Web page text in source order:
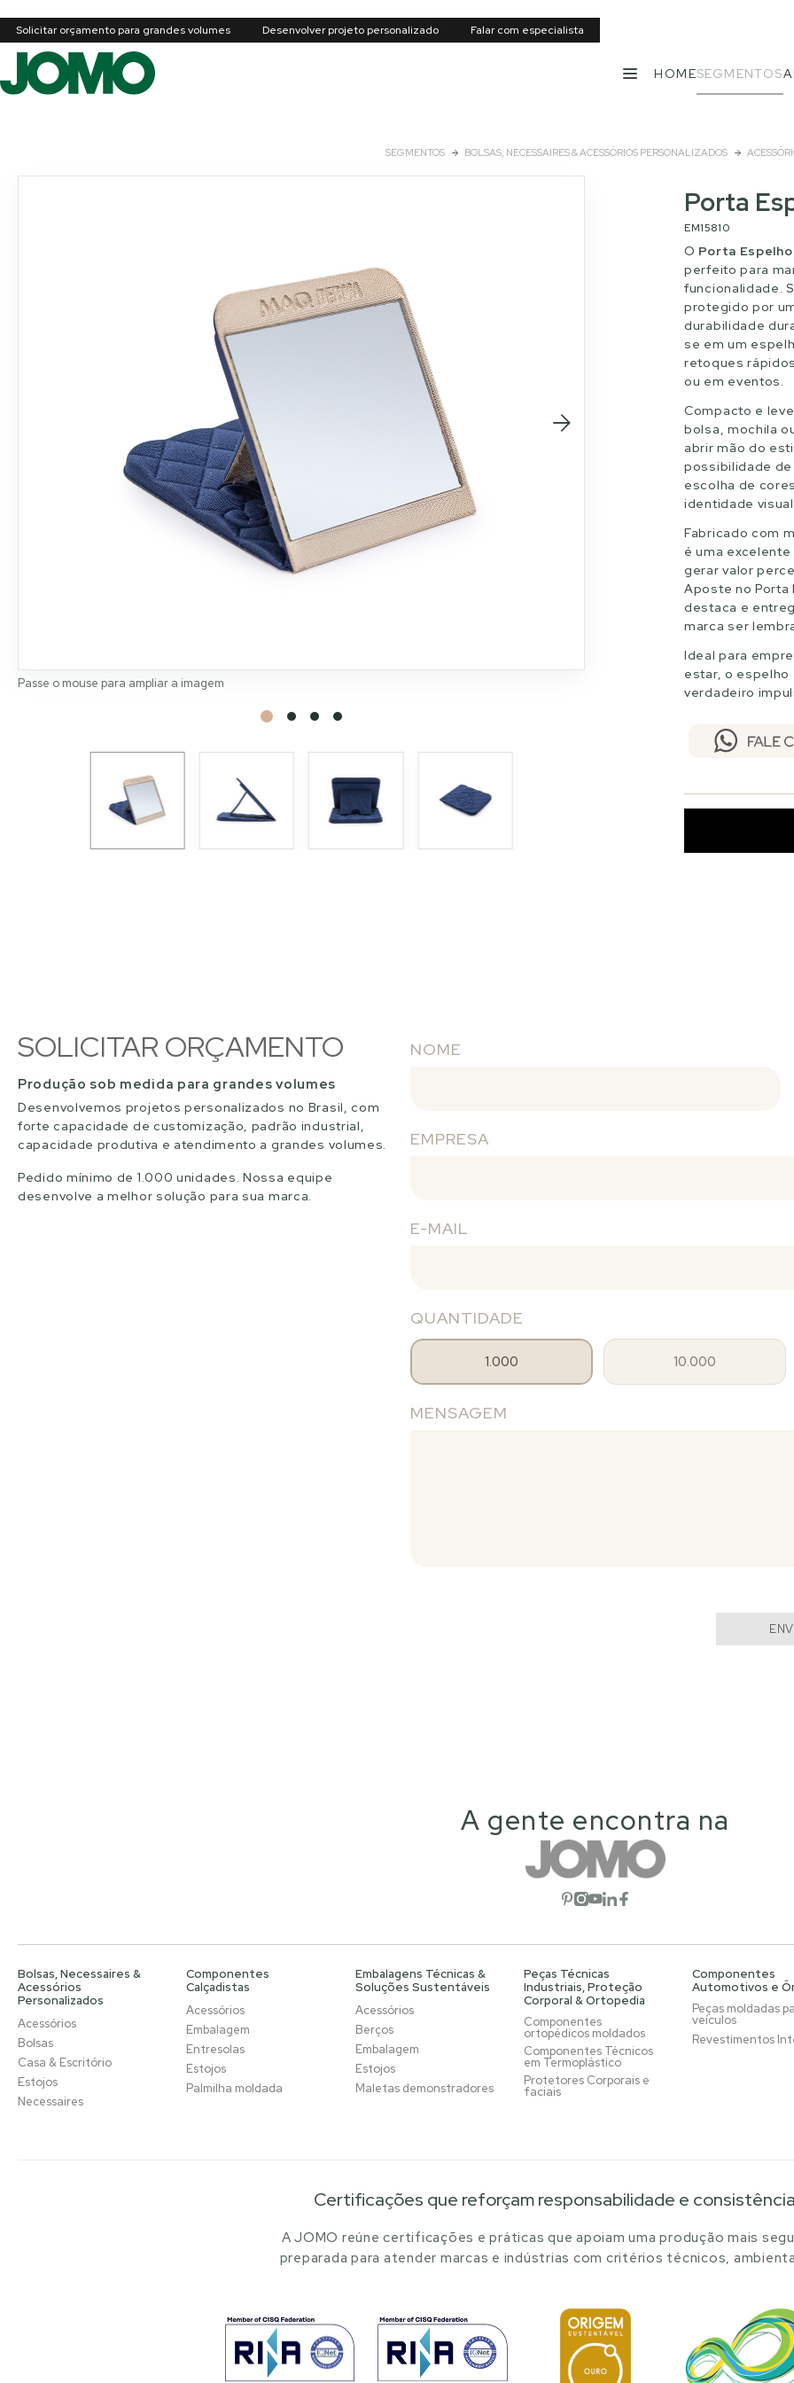
Solicitar orçamento para grandes volumes Desenvolver projeto personalizado Falar com especialista
MENUHOMESEGMENTOS
SEGMENTOS BOLSAS, NECESSAIRES & ACESSÓRIOS PERSONALIZADOS
Passe o mouse para ampliar a imagem
Porta
EM15810
O Porta Espelho
perfeito para
funcionalidade.
protegido por
durabilidade
se em um
retoques
ou em eventos.
Compacto e
bolsa, mochila
abrir mão do
possibilidade
escolha de
identidade
Fabricado com
é uma
gerar valor
Aposte no Porta
destaca e
marca ser
Ideal para
estar, o espelho
verdadeiro
SOLICITAR ORÇAMENTO
Produção sob medida para grandes volumes
Desenvolvemos projetos personalizados no Brasil, com
forte capacidade de customização, padrão industrial,
capacidade produtiva e atendimento a grandes volumes.
Pedido mínimo de 1.000 unidades. Nossa equipe
desenvolve a melhor solução para sua marca.
NOME
EMPRESA
E-MAIL
QUANTIDADE
1.000 10.000
MENSAGEM
A gente encontra na
Abrir rede social
Abrir rede social
Abrir rede social
Abrir rede social
Abrir rede social
Bolsas, Necessaires &
Acessórios
Personalizados
Acessórios
Bolsas
Casa & Escritório
Estojos
Necessaires
Componentes
Calçadistas
Acessórios
Embalagem
Entresolas
Estojos
Palmilha moldada
Embalagens Técnicas &
Soluções Sustentáveis
Acessórios
Berços
Embalagem
Estojos
Maletas demonstradores
Peças Técnicas
Industriais, Proteção
Corporal & Ortopedia
Componentes
ortopédicos moldados
Componentes Técnicos
em Termoplástico
Protetores Corporais e
faciais
Componentes
Automotivos e
Peças moldadas
veículos
Revestimentos
Certificações que reforçam responsabilidade e
A JOMO reúne certificações e práticas que apoiam uma produção mais
preparada para atender marcas e indústrias com critérios técnicos,